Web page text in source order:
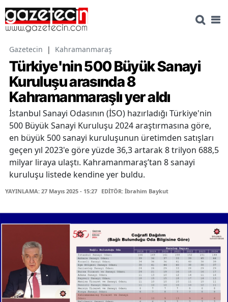
Gazetecin | Kahramanmaraş
Türkiye'nin 500 Büyük Sanayi
Kuruluşu arasında 8
Kahramanmaraşlı yer aldı
İstanbul Sanayi Odasının (İSO) hazırladığı Türkiye'nin
500 Büyük Sanayi Kuruluşu 2024 araştırmasına göre,
en büyük 500 sanayi kuruluşunun üretimden satışları
geçen yıl 2023'e göre yüzde 36,3 artarak 8 trilyon 688,5
milyar liraya ulaştı. Kahramanmaraş’tan 8 sanayi
kuruluşu listede kendine yer buldu.
YAYINLAMA: 27 Mayıs 2025 - 15:27 EDİTÖR: İbrahim Baykut